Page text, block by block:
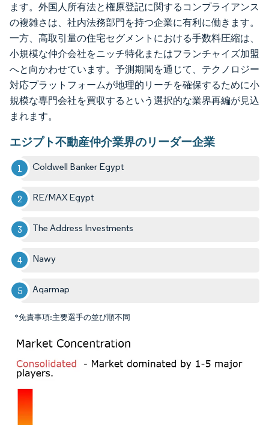
ます。外国人所有法と権原登記に関するコンプライアンス
の複雑さは、社内法務部門を持つ企業に有利に働きます。
一方、高取引量の住宅セグメントにおける手数料圧縮は、
小規模な仲介会社をニッチ特化またはフランチャイズ加盟
へと向かわせています。予測期間を通じて、テクノロジー
対応プラットフォームが地理的リーチを確保するために小
規模な専門会社を買収するという選択的な業界再編が見込
まれます。
エジプト不動産仲介業界のリーダー企業
Coldwell Banker Egypt
RE/MAX Egypt
The Address Investments
Nawy
Aqarmap
*免責事項:主要選手の並び順不同